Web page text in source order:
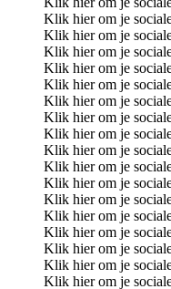
Klik hier om je
Klik hier om je
Klik hier om je
Klik hier om je
Klik hier om je
Klik hier om je
Klik hier om je
Klik hier om je
Klik hier om je
Klik hier om je
Klik hier om je
Klik hier om je
Klik hier om je
Klik hier om je
Klik hier om je
Klik hier om je
Klik hier om je